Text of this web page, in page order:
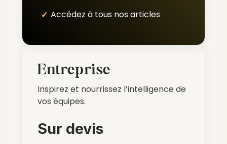
Accédez à tous nos articles
Entreprise
Inspirez et nourrissez l’intelligence de
vos équipes.
Sur devis